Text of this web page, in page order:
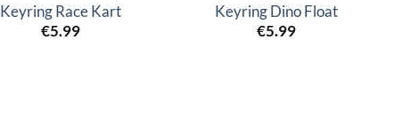
Keyring Race Kart
€5.99
Keyring Dino Float
€5.99